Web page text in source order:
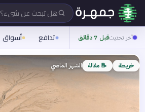
هل تبحث عن شيء؟
آخر تحديثقبل 7 دقائق تدافع أسواق
خريطة 📝 مقالة الشهر الماضي